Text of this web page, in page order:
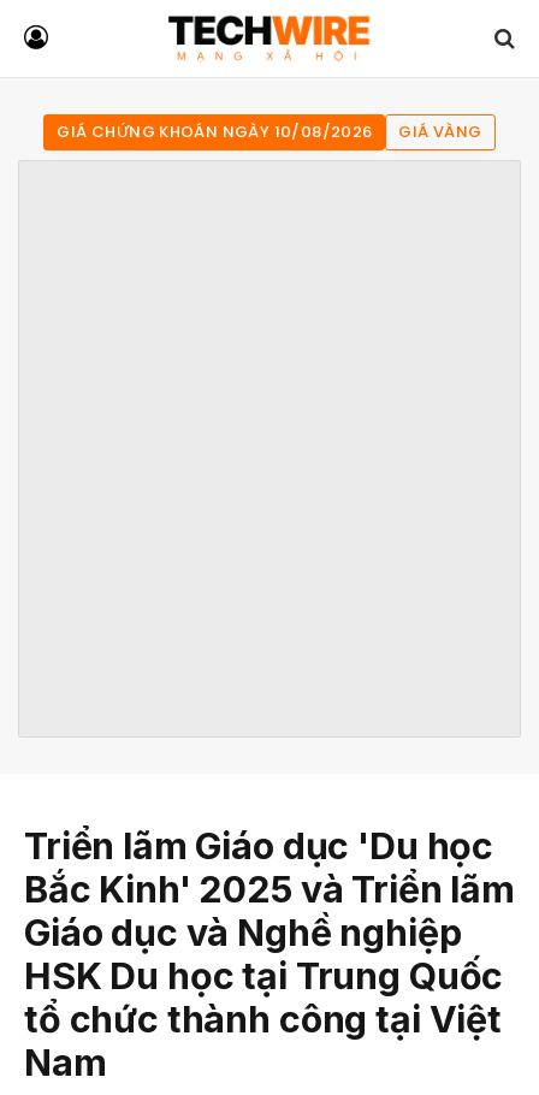
GIÁ CHỨNG KHOÁN NGÀY 10/08/2026 GIÁ VÀNG
Triển lãm Giáo dục 'Du học
Bắc Kinh' 2025 và Triển lãm
Giáo dục và Nghề nghiệp
HSK Du học tại Trung Quốc
tổ chức thành công tại Việt
Nam